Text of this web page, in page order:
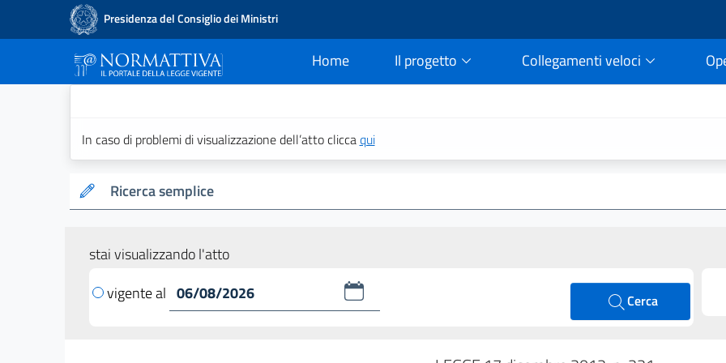
Presidenza del Consiglio dei Ministri
Home
current Il progetto Collegamenti veloci
In caso di problemi di visualizzazione dell’atto cliccaqui
Ricerca semplice
stai visualizzando l'atto
vigente al
Cerca